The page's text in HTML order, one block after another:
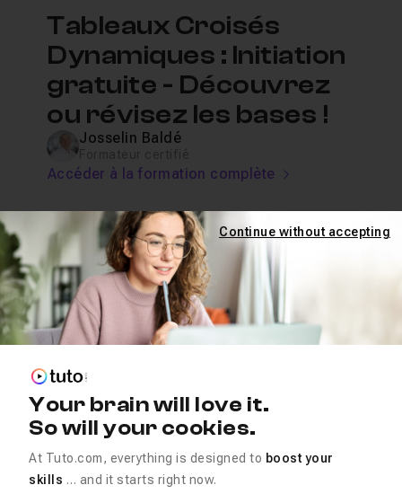
Tableaux Croisés
Dynamiques : Initiation
gratuite - Découvrez
ou révisez les bases !
Josselin Baldé
Accéder à la formation complète